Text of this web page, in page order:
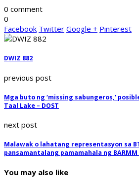
0 comment
0
Facebook Twitter Google + Pinterest
DWIZ 882
previous post
Mga buto ng ‘missing sabungeros,’
Taal Lake – DOST
next post
Malawak o lahatang representasyon sa
pansamantalang pamamahala ng
You may also like